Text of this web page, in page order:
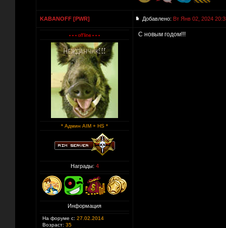
KABANOFF [PWR] Добавлено: Вт Янв 02, 2024
* Админ AIM + HS *
Награды: 4
Информация
На форуме с: 27.02.2014
Возраст: 35
С новым годом!!!